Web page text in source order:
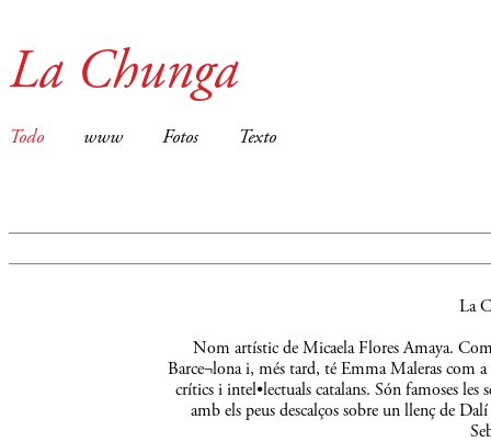
La Chunga
Todo www Fotos Texto
La
Nom artístic de Micaela Flores Amaya.
Barce¬lona i, més tard, té Emma Maleras com
crítics i intel•lectuals catalans. Són famoses
amb els peus descalços sobre un llenç de